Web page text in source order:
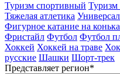
Туризм cпортивный
Тяжелая атлетика
Фигурное катание на
Фристайл Футбол Футбол
Хоккей Хоккей на траве
русские Шашки Шорт-трек
Представляет регион*